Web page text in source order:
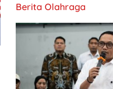
Berita Olahraga